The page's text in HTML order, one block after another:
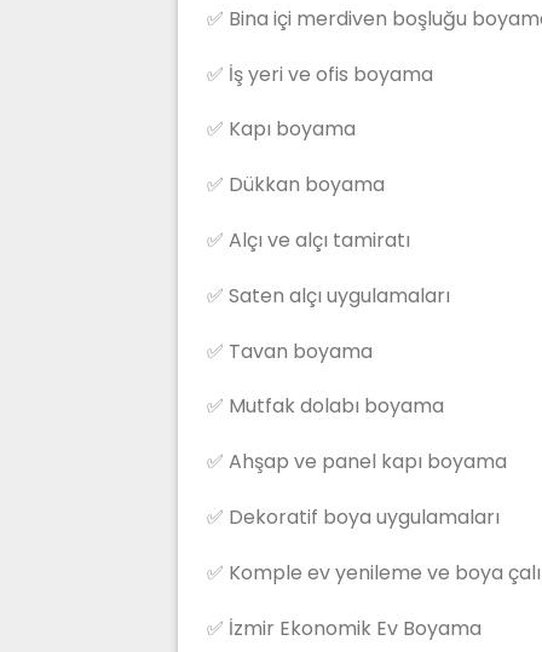
✅ Bina içi merdiven boşluğu
✅ İş yeri ve ofis boyama
✅ Kapı boyama
✅ Dükkan boyama
✅ Alçı ve alçı tamiratı
✅ Saten alçı uygulamaları
✅ Tavan boyama
✅ Mutfak dolabı boyama
✅ Ahşap ve panel kapı boyama
✅ Dekoratif boya uygulamaları
✅ Komple ev yenileme ve boya
✅ İzmir Ekonomik Ev Boyama